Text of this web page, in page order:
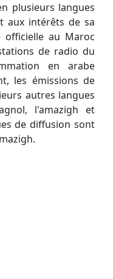
plusieurs langues
aux intérêts de sa
officielle au Maroc
de radio du
en arabe
les émissions de
autres langues
l'amazigh et
de diffusion sont